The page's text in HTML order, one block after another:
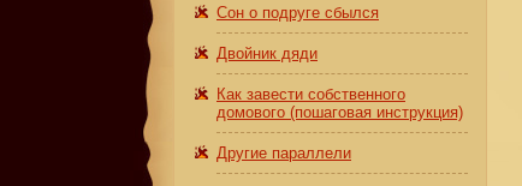
Сон о подруге сбылся
Двойник дяди
Как завести собственного
домового (пошаговая инструкция)
Другие параллели